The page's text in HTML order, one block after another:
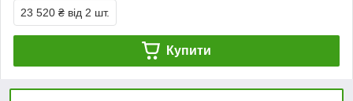
23 520 ₴ від 2 шт.
Купити